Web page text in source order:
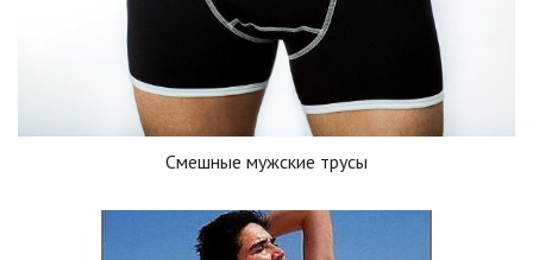
Смешные мужские трусы